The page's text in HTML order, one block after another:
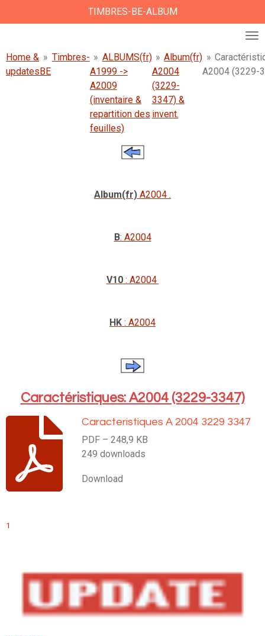
direct
de
hoofdinhoud
TIMBRES-BE-ALBUM
Home &
updates
» Timbres-
BE
» ALBUMS(fr)
A1999 ->
A2009
(inventaire &
repartition des
feuilles)
» Album(fr)
A2004
(3229-
3347) &
invent.
»
A2004 (3229-
Album(fr) A2004 .
B: A2004
V10: A2004
HK : A2004
Caractéristiques: A2004 (3229-3347)
Caracteristiques A 2004 3229 3347
PDF – 248,9 KB
249 downloads
Download
1